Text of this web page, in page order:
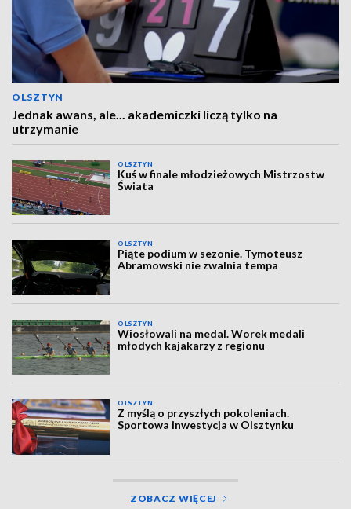
OLSZTYN
Jednak awans, ale... akademiczki liczą tylko na
utrzymanie
OLSZTYN
Kuś w finale młodzieżowych Mistrzostw
Świata
OLSZTYN
Piąte podium w sezonie. Tymoteusz
Abramowski nie zwalnia tempa
OLSZTYN
Wiosłowali na medal. Worek medali
młodych kajakarzy z regionu
OLSZTYN
Z myślą o przyszłych pokoleniach.
Sportowa inwestycja w Olsztynku
ZOBACZ WIĘCEJ